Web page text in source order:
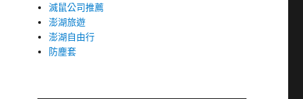
滅鼠公司推薦
澎湖旅遊
澎湖自由行
防塵套